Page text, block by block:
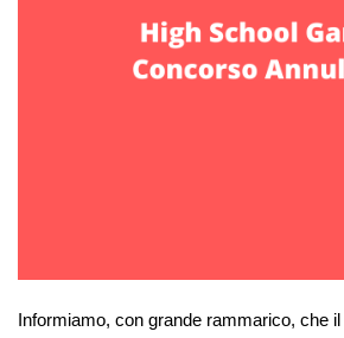
Informiamo, con grande rammarico, che il